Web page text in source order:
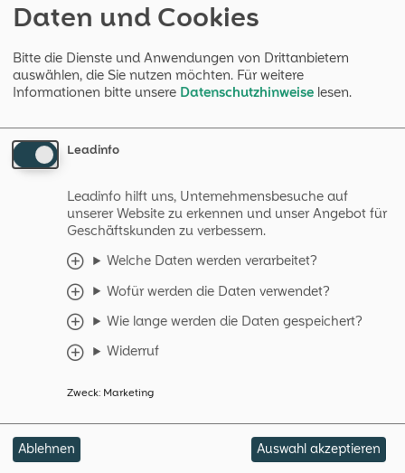
Bedienung einfacher und Ihre Diskussionen laufen
6. Safari-Kompatibilitätswarnung
nun einen Hinweis zu möglichen
Kompatibilitätsproblemen. Das ermöglicht einen
rechtzeitigen Wechsel zu einem kompatiblen
Browser und sorgt für eine störungsfreie Konferenz.
Fehlerbehebungen
OpenTalk 1.5.0 bietet nicht nur neue und verbesserte
Funktionen, sondern macht die Plattform auch
robuster. Im Folgenden finden Sie eine Übersicht der
Medienverbindung, wenn der 'connectionState'
fehlschlägt.
Richtiges Anzeigen des Timerzustands der
Daten und Cookies
Bitte die Dienste und Anwendungen von Drittanbietern
auswählen, die Sie nutzen möchten. Für weitere
Informationen bitte unsere Datenschutzhinweise lesen.
Leadinfo
Leadinfo hilft uns, Unternehmensbesuche auf
unserer Website zu erkennen und unser Angebot für
Geschäftskunden zu verbessern.
Welche Daten werden verarbeitet?
Wofür werden die Daten verwendet?
Wie lange werden die Daten gespeichert?
Widerruf
Zweck: Marketing
Ablehnen Auswahl akzeptieren